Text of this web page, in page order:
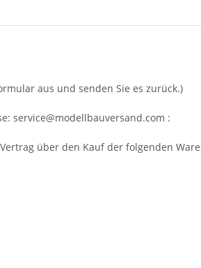
aus und senden Sie es zurück.)
service@modellbauversand.com :
über den Kauf der folgenden